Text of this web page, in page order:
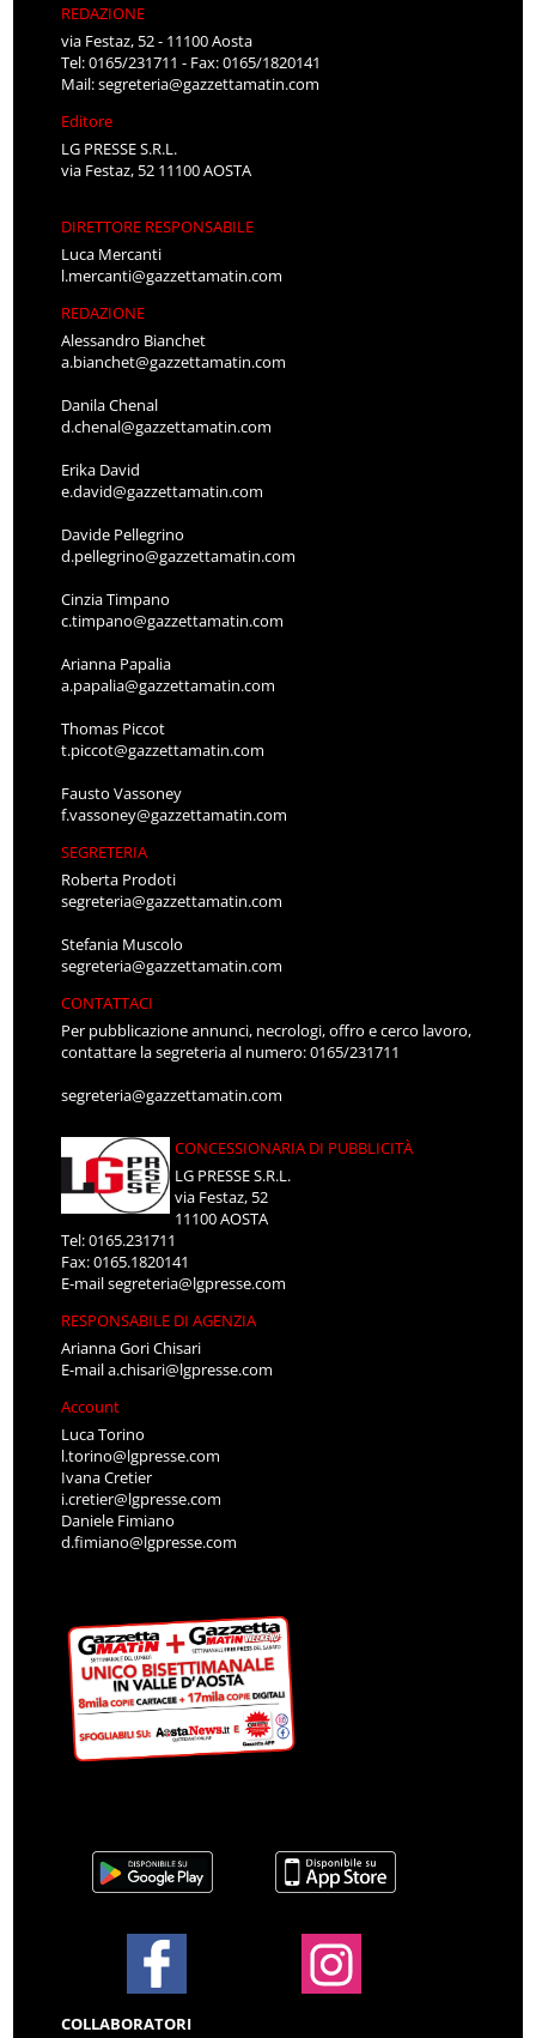
REDAZIONE
via Festaz, 52 - 11100 Aosta
Tel: 0165/231711 - Fax: 0165/1820141
Mail:segreteria@gazzettamatin.com
Editore
LG PRESSE S.R.L.
via Festaz, 52 11100 AOSTA
DIRETTORE RESPONSABILE
Luca Mercanti
l.mercanti@gazzettamatin.com
REDAZIONE
Alessandro Bianchet
a.bianchet@gazzettamatin.com
Danila Chenal
d.chenal@gazzettamatin.com
Erika David
e.david@gazzettamatin.com
Davide Pellegrino
d.pellegrino@gazzettamatin.com
Cinzia Timpano
c.timpano@gazzettamatin.com
Arianna Papalia
a.papalia@gazzettamatin.com
Thomas Piccot
t.piccot@gazzettamatin.com
Fausto Vassoney
f.vassoney@gazzettamatin.com
SEGRETERIA
Roberta Prodoti
segreteria@gazzettamatin.com
Stefania Muscolo
segreteria@gazzettamatin.com
CONTATTACI
Per pubblicazione annunci, necrologi, offro e cerco lavoro,
contattare la segreteria al numero: 0165/231711
segreteria@gazzettamatin.com
CONCESSIONARIA DI PUBBLICITÀ
LG PRESSE S.R.L.
via Festaz, 52
11100 AOSTA
Tel: 0165.231711
Fax: 0165.1820141
E-mailsegreteria@lgpresse.com
RESPONSABILE DI AGENZIA
Arianna Gori Chisari
E-maila.chisari@lgpresse.com
Account
Luca Torino
l.torino@lgpresse.com
Ivana Cretier
i.cretier@lgpresse.com
Daniele Fimiano
d.fimiano@lgpresse.com
COLLABORATORI